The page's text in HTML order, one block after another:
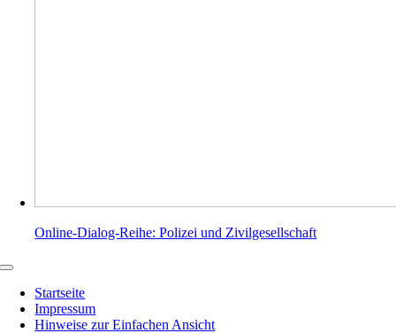
Online-Dialog-Reihe: Polizei und Zivilgesellschaft
Toggle
NavigationStartseite
Impressum
Hinweise zur Einfachen Ansicht